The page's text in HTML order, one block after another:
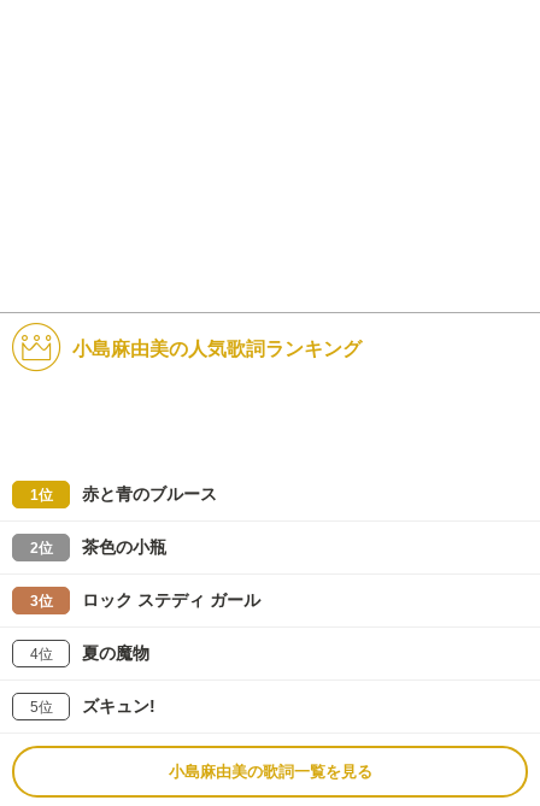
小島麻由美の人気歌詞ランキング
1位 赤と青のブルース
2位 茶色の小瓶
3位 ロック ステディ ガール
4位 夏の魔物
5位 ズキュン!
小島麻由美の歌詞一覧を見る